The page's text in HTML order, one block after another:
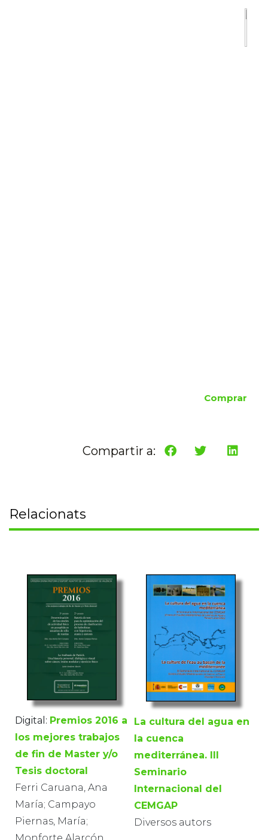
Comprar
Compartir a:
Relacionats
Digital: Premios 2016 a
los mejores trabajos
de fin de Master y/o
Tesis doctoral
Ferri Caruana, Ana
María; Campayo
Piernas, María;
La cultura del agua en
la cuenca
mediterránea. III
Seminario
Internacional del
CEMGAP
Diversos autors